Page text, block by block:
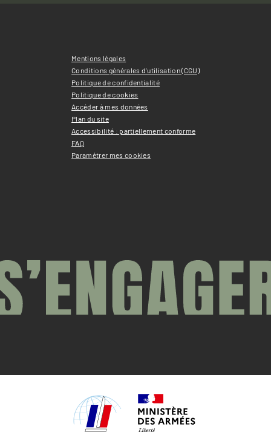
Mentions légales
Conditions générales d'utilisation (CGU)
Politique de confidentialité
Politique de cookies
Accéder à mes données
Plan du site
Accessibilité : partiellement conforme
FAQ
Paramétrer mes cookies